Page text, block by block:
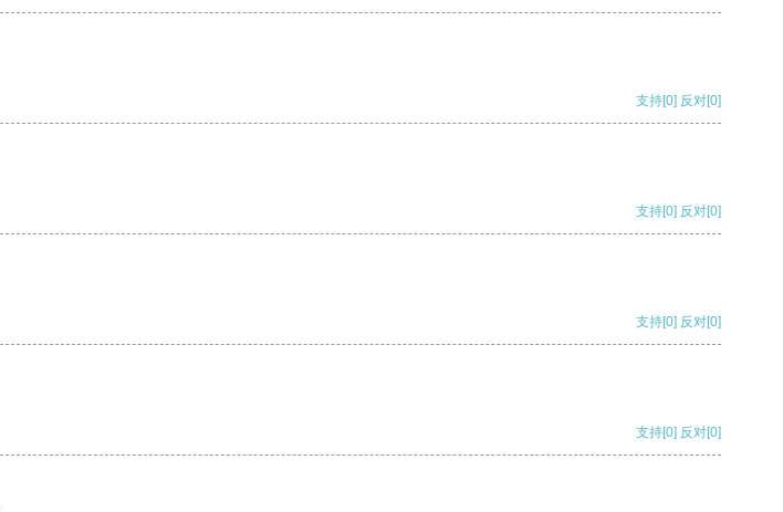
支持[0] 反对[0]
支持[0] 反对[0]
支持[0] 反对[0]
支持[0] 反对[0]